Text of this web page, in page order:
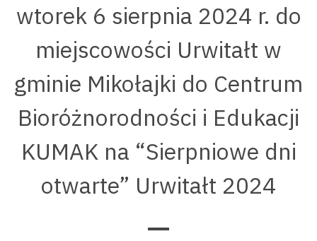
wtorek 6 sierpnia 2024 r. do
miejscowości Urwitałt w
gminie Mikołajki do Centrum
Bioróżnorodności i Edukacji
KUMAK na “Sierpniowe dni
otwarte” Urwitałt 2024